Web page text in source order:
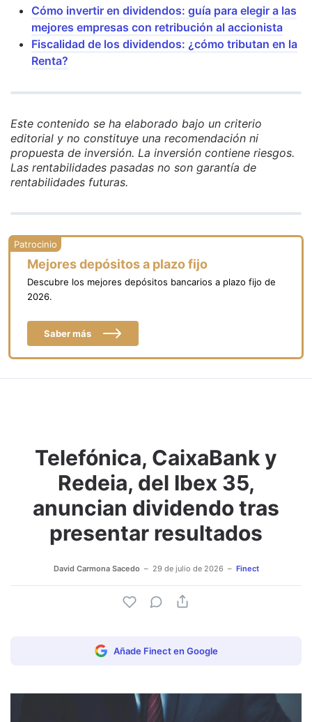
Cómo invertir en dividendos: guía para elegir a las
mejores empresas con retribución al accionista
Fiscalidad de los dividendos: ¿cómo tributan en la
Renta?
Este contenido se ha elaborado bajo un criterio
editorial y no constituye una recomendación ni
propuesta de inversión. La inversión contiene riesgos.
Las rentabilidades pasadas no son garantía de
rentabilidades futuras.
Mejores depósitos a plazo fijo
Descubre los mejores depósitos bancarios a plazo fijo de
2026.
Saber más
Telefónica, CaixaBank y
Redeia, del Ibex 35,
anuncian dividendo tras
presentar resultados
David Carmona Sacedo 29 de julio de 2026 Finect
Añade Finect en Google